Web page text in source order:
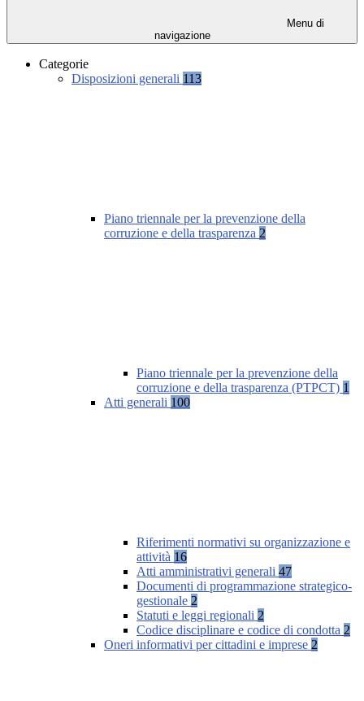
Menu di
navigazione
Categorie
Disposizioni generali 113
Piano triennale per la prevenzione della
corruzione e della trasparenza 2
Piano triennale per la prevenzione della
corruzione e della trasparenza (PTPCT) 1
Atti generali 100
Riferimenti normativi su organizzazione e
attività 16
Atti amministrativi generali 47
Documenti di programmazione strategico-
gestionale 2
Statuti e leggi regionali 2
Codice disciplinare e codice di condotta 2
Oneri informativi per cittadini e imprese 2